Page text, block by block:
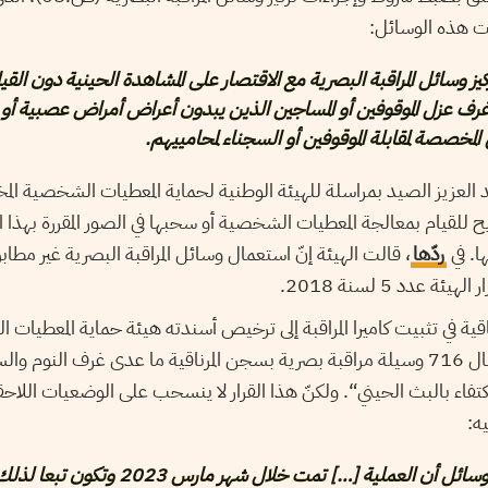
هذه الوسائل:
وسائل المراقبة البصرية مع الاقتصار على المشاهدة الحينية دون
عزل الموقوفين أو المساجين الذين يبدون أعراض أمراض عصبية
لمقابلة الموقوفين أو السجناء لمحامييهم.
العزيز الصيد بمراسلة للهيئة الوطنية لحماية المعطيات الشخصية
للقيام بمعالجة المعطيات الشخصية أو سحبها في الصور المقررة
في ردّها، قالت الهيئة إنّ استعمال وسائل المراقبة البصرية غير
5 لسنة 2018.
2016، يتعلّق بـ ”استعمال 716 وسيلة مراقبة بصرية بسجن المرناقية ما عدى غرف
بالبث الحيني“. ولكنّ هذا القرار لا ينسحب على الوضعيات
يتضح من ظروف تركيز الوسائل أن العملية […] تمت خلال شهر مارس